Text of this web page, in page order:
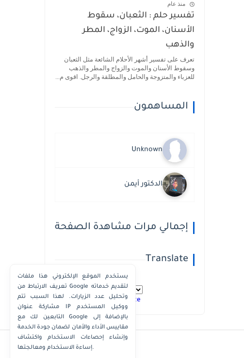
منذ عام
تفسير حلم : الثعبان، سقوط
الأسنان، الموت، الزواج، المطر
والذهب
تعرف على تفسير أشهر الأحلام الشائعة مثل الثعبان
وسقوط الأسنان والموت والزواج والمطر والذهب
للعزباء والمتزوجة والحامل والمطلقة والرجل. اقوى م...
المساهمون
Unknown
الدكتور أيمن
إجمالي مرات مشاهدة الصفحة
Translate
Powered by Translate
يستخدم الموقع الإلكتروني هذا ملفات
تعريف الارتباط من Google لتقديم خدماته
وتحليل عدد الزيارات. لهذا السبب تتم
مشاركة عنوان IP ووكيل المستخدم
التابعين لك مع Google بالإضافة إلى
مقاييس الأداء والأمان لضمان جودة الخدمة
وإنشاء إحصاءات الاستخدام واكتشاف
إساءة الاستخدام ومعالجتها.